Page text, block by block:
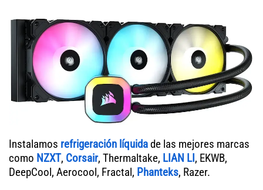
Instalamos refrigeración líquidade las mejores marcas
como NZXT, Corsair, Thermaltake, LIAN LI, EKWB,
DeepCool, Aerocool, Fractal, Phanteks, Razer.